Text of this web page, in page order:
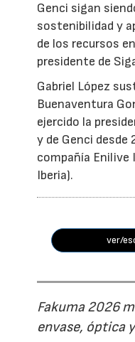
Genci sigan
sostenibilidad y
de los recursos
presidente de
Gabriel López
Buenaventura
ejercido la
y de Genci desde
compañía Enilive
Iberia).
ver/
Fakuma 2026
envase, óptica